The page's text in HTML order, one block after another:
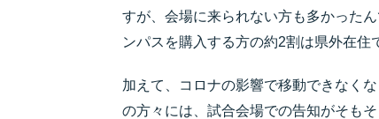
すが、会場に来られない方も多かった
ンパスを購入する方の約2割は県外在住
加えて、コロナの影響で移動できなく
の方々には、試合会場での告知がそも